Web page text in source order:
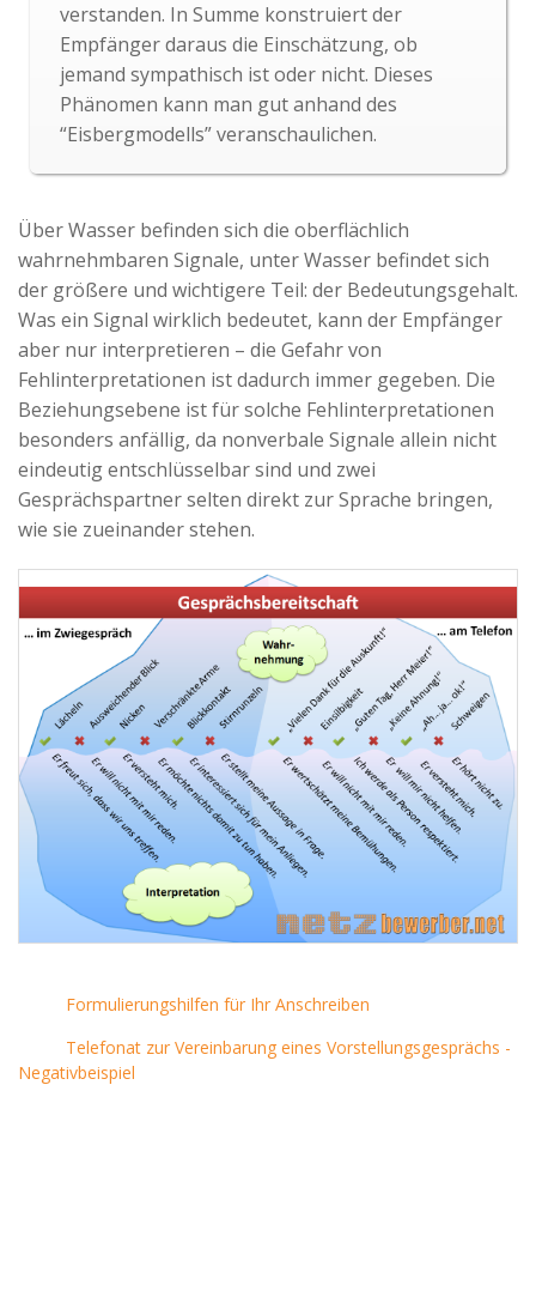
verstanden. In Summe konstruiert der
Empfänger daraus die Einschätzung, ob
jemand sympathisch ist oder nicht. Dieses
Phänomen kann man gut anhand des
“Eisbergmodells” veranschaulichen.
Über Wasser befinden sich die oberflächlich
wahrnehmbaren Signale, unter Wasser befindet sich
der größere und wichtigere Teil: der Bedeutungsgehalt.
Was ein Signal wirklich bedeutet, kann der Empfänger
aber nur interpretieren – die Gefahr von
Fehlinterpretationen ist dadurch immer gegeben. Die
Beziehungsebene ist für solche Fehlinterpretationen
besonders anfällig, da nonverbale Signale allein nicht
eindeutig entschlüsselbar sind und zwei
Gesprächspartner selten direkt zur Sprache bringen,
wie sie zueinander stehen.
Formulierungshilfen für Ihr Anschreiben
Telefonat zur Vereinbarung eines Vorstellungsgesprächs -
Negativbeispiel